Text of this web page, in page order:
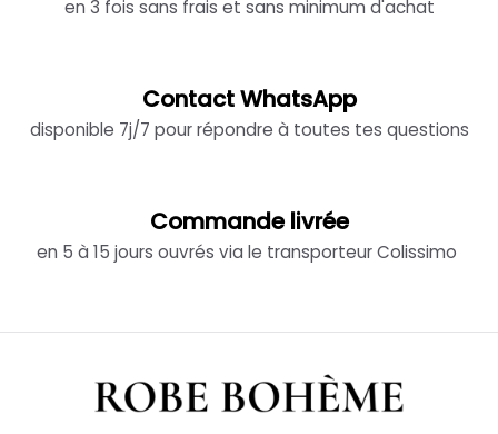
en 3 fois sans frais et sans minimum d'achat
Contact WhatsApp
disponible 7j/7 pour répondre à toutes tes questions
Commande livrée
en 5 à 15 jours ouvrés via le transporteur Colissimo